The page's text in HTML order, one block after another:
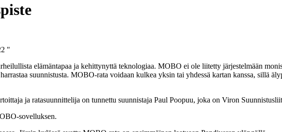
"
elämäntapaa ja kehittynyttä teknologiaa. MOBO ei ole liitetty järjestelmään
suunnistusta. MOBO-rata voidaan kulkea yksin tai yhdessä kartan kanssa, sillä
ja ratasuunnittelija on tunnettu suunnistaja Paul Poopuu, joka on Viron
sovelluksen.